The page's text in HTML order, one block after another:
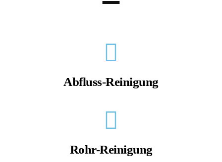
Abfluss-Reinigung
Rohr-Reinigung